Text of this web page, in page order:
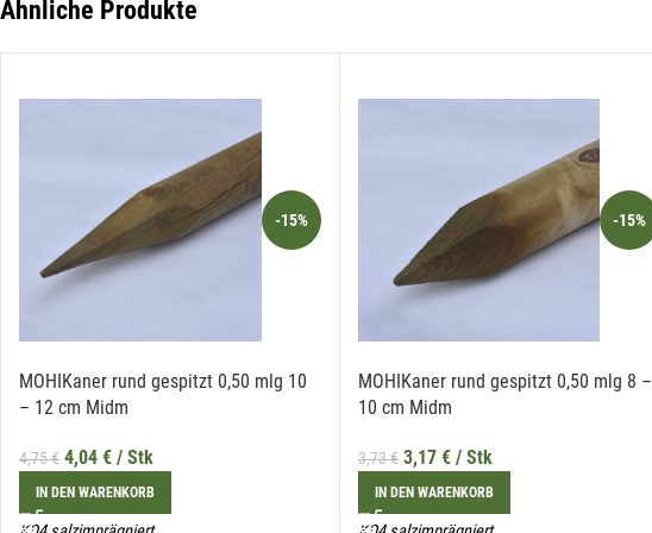
Ähnliche Produkte
-15%
MOHIKaner rund gespitzt 0,50 mlg 10
– 12 cm Midm
4,75€ 4,04 € / Stk
IN DEN WARENKORB
-15%
MOHIKaner rund gespitzt 0,50 mlg 8 –
10 cm Midm
3,73€ 3,17 €/ Stk
IN DEN WARENKORB